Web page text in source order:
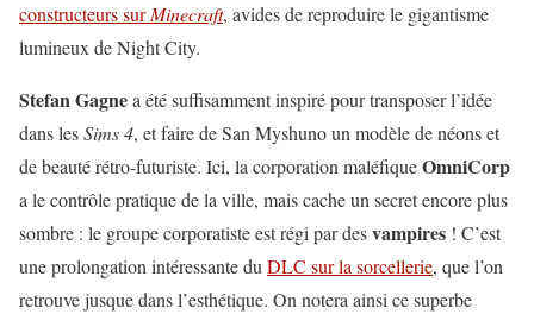
constructeurs surMinecraft, avides de reproduire le gigantisme
lumineux de Night City.
Stefan Gagnea été suffisamment inspiré pour transposer l’idée
dans lesSims 4, et faire de San Myshuno un modèle de néons et
de beauté rétro-futuriste. Ici, la corporation maléfiqueOmniCorp
a le contrôle pratique de la ville, mais cache un secret encore plus
sombre : le groupe corporatiste est régi par desvampires ! C’est
une prolongation intéressante du DLC sur la sorcellerie, que l’on
retrouve jusque dans l’esthétique. On notera ainsi ce superbe